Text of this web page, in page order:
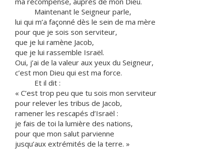
Maintenant le Seigneur parle,
lui qui m’a façonné dès le sein de ma mère
pour que je sois son serviteur,
que je lui ramène Jacob,
que je lui rassemble Israël.
Oui, j’ai de la valeur aux yeux du Seigneur,
c’est mon Dieu qui est ma force.
Et il dit :
« C’est trop peu que tu sois mon serviteur
pour relever les tribus de Jacob,
ramener les rescapés d’Israël :
je fais de toi la lumière des nations,
pour que mon salut parvienne
jusqu’aux extrémités de la terre. »